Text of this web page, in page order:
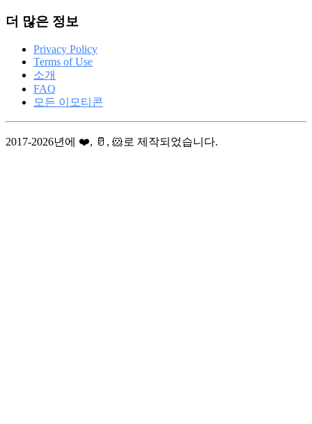
더 많은 정보
Privacy Policy
Terms of Use
소개
FAQ
모든 이모티콘
2017-2026년에 ❤️, 🥛, 🐹로 제작되었습니다.